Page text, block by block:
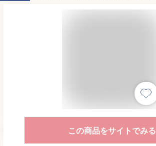
この商品をサイトでみる